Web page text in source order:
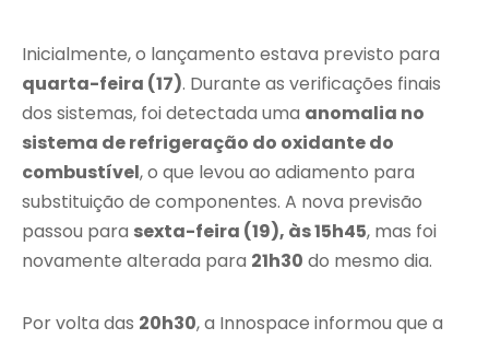
Inicialmente, o lançamento estava previsto para
quarta-feira (17). Durante as verificações finais
dos sistemas, foi detectada uma anomalia no
sistema de refrigeração do oxidante do
combustível, o que levou ao adiamento para
substituição de componentes. A nova previsão
passou para sexta-feira (19), às 15h45, mas foi
novamente alterada para 21h30 do mesmo dia.
Por volta das 20h30, a Innospace informou que a